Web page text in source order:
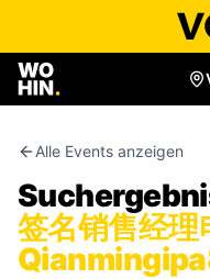
Alle Events anzeigen
签名销售经理